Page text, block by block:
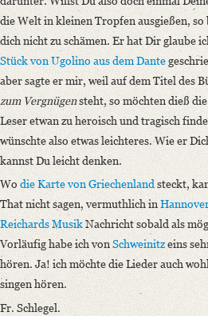
die Welt in kleinen Tropfen ausgießen, so
dich nicht zu schämen. Er hat Dir glaube
Stück von Ugolino ausdemDante
aber sagte er mir, weil auf dem Titel des
zum Vergnügensteht, so möchten dieß
Leser etwan zu heroisch und tragisch
wünschte also etwas leichteres. Wie er
kannst Du leicht denken.
Wo die Karte von Griechenlandsteckt,
That nicht sagen, vermuthlich in
ReichardsMusikNachricht sobald als
Vorläufig habe ich vonSchweinitzeins
hören. Ja! ich möchte die Lieder auch
singen hören.
Fr. Schlegel.